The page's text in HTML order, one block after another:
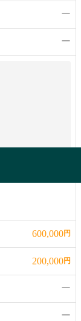
ー
ー
600,000円
200,000円
ー
ー